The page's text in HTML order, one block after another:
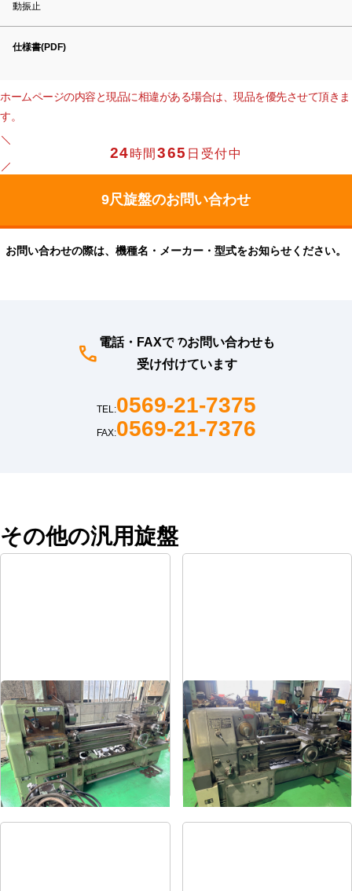
動振止
仕様書(PDF)
ホームページの内容と現品に相違がある場合は、現品を優先させて頂きま
す。
24時間365 日受付中
お問い合わせの際は、機種名・メーカー・型式をお知らせください。
電話・FAXでのお問い合わせも
受け付けています
TEL:0569-21-7375
FAX:0569-21-7376
その他の汎用旋盤
8尺旋盤
メーカー 森精機
形 式MS-1250
年 式-
6尺旋盤
メーカー オークマ
形 式LS-800
年 式1986